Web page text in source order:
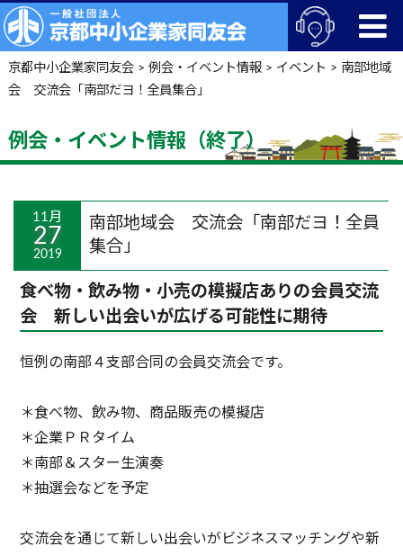
京都中小企業家同友会> 例会・イベント情報> イベント > 南部地域
会 交流会「南部だヨ！全員集合」
例会・イベント情報（終了）
11月
27
2019
南部地域会 交流会「南部だヨ！全員
集合」
食べ物・飲み物・小売の模擬店ありの会員交流
会 新しい出会いが広げる可能性に期待
恒例の南部４支部合同の会員交流会です。
＊食べ物、飲み物、商品販売の模擬店
＊企業ＰＲタイム
＊南部＆スター生演奏
＊抽選会などを予定
交流会を通じて新しい出会いがビジネスマッチングや新